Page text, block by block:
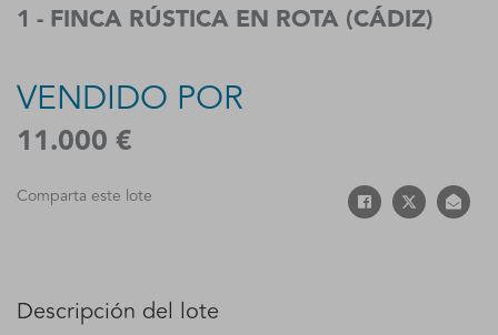
1 - FINCA RÚSTICA EN ROTA (CÁDIZ)
VENDIDO POR
11.000 €
Comparta este lote
Descripción del lote